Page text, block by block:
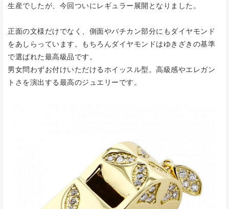
生産でしたが、今回ついにレギュラー展開となりました。
正面の文様だけでなく、側面やバチカン部分にもダイヤモンド
をあしらっています。もちろんダイヤモンドはゆきざきの基準
で選ばれた最高級品です。
男女問わずお付けいただけるホイッスル型。高級感やエレガン
トさを演出する最高のジュエリーです。